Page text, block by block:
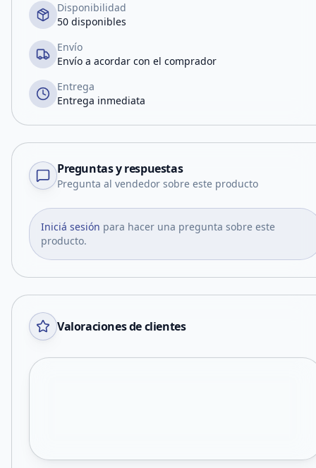
Disponibilidad
50 disponibles
Envío
Envío a acordar con el comprador
Entrega
Entrega inmediata
Preguntas y respuestas
Pregunta al vendedor sobre este producto
Iniciá sesión para hacer una pregunta sobre este
producto.
Valoraciones de clientes